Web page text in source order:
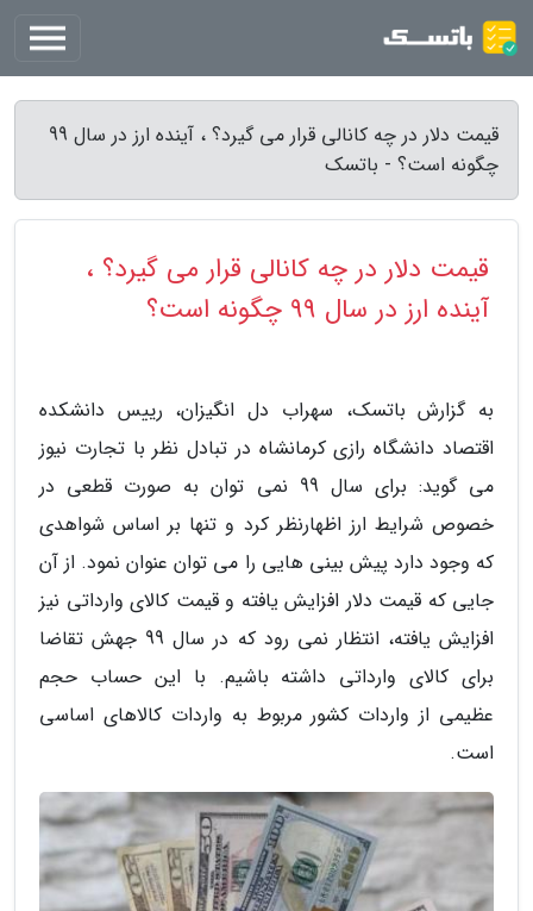
قیمت دلار در چه کانالی قرار می گیرد؟ ، آینده ارز در سال 99
چگونه است؟ - باتسک
قیمت دلار در چه کانالی قرار می گیرد؟ ،
آینده ارز در سال 99 چگونه است؟
به گزارش باتسک، سهراب دل انگیزان، رییس دانشکده
اقتصاد دانشگاه رازی کرمانشاه در تبادل نظر با تجارت نیوز
می گوید: برای سال 99 نمی توان به صورت قطعی در
خصوص شرایط ارز اظهارنظر کرد و تنها بر اساس شواهدی
که وجود دارد پیش بینی هایی را می توان عنوان نمود. از آن
جایی که قیمت دلار افزایش یافته و قیمت کالای وارداتی نیز
افزایش یافته، انتظار نمی رود که در سال 99 جهش تقاضا
برای کالای وارداتی داشته باشیم. با این حساب حجم
عظیمی از واردات کشور مربوط به واردات کالاهای اساسی
است.